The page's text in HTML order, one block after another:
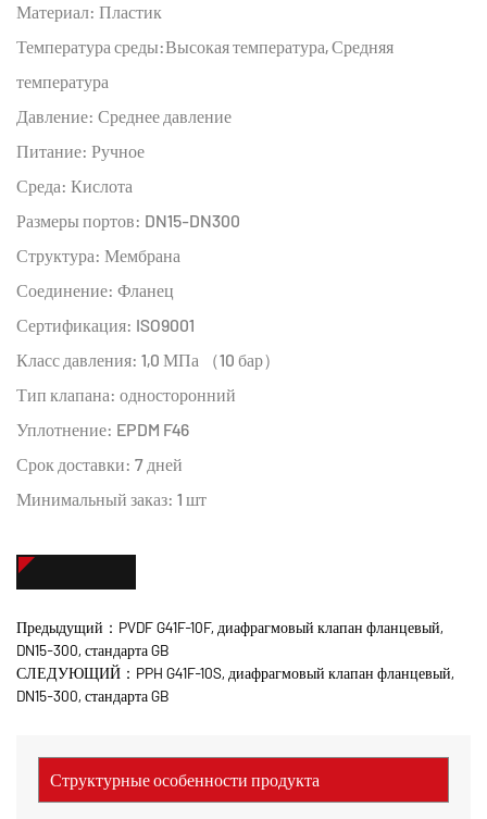
Материал: Пластик
Температура среды:Высокая температура, Средняя
температура
Давление: Среднее давление
Питание: Ручное
Среда: Кислота
Размеры портов: DN15-DN300
Структура: Мембрана
Соединение: Фланец
Сертификация: ISO9001
Класс давления: 1,0 МПа （10 бар）
Тип клапана: односторонний
Уплотнение: EPDM F46
Срок доставки: 7 дней
Минимальный заказ: 1 шт
Предыдущий：PVDF G41F-10F, диафрагмовый клапан фланцевый,
DN15-300, стандарта GB
СЛЕДУЮЩИЙ：PPH G41F-10S, диафрагмовый клапан фланцевый,
DN15-300, стандарта GB
Структурные особенности продукта